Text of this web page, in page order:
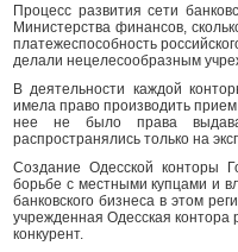
Процесс развития сети
Министерства финансов,
платежеспособность
делали нецелесообразным
В деятельности каждой
имела право производить
нее не было права
распространялись только на
Создание Одесской конторы
борьбе с местными купцами и
банковского бизнеса в этом
учрежденная Одесская
конкурент.